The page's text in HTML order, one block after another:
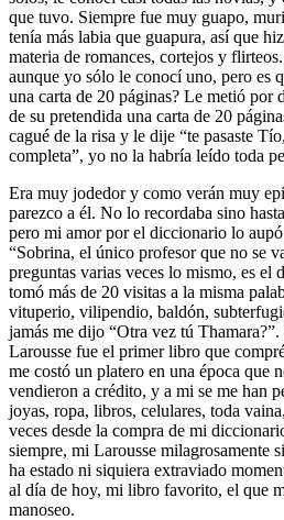
que tuvo. Siempre fue muy guapo,
tenía más labia que guapura, así que
materia de romances, cortejos y
aunque yo sólo le conocí uno, pero es
una carta de 20 páginas? Le metió por
de su pretendida una carta de 20
cagué de la risa y le dije “te pasaste
completa”, yo no la habría leído toda
Era muy jodedor y como verán muy
parezco a él. No lo recordaba sino
pero mi amor por el diccionario lo
“Sobrina, el único profesor que no se
preguntas varias veces lo mismo, es el
tomó más de 20 visitas a la misma
vituperio, vilipendio, baldón,
jamás me dijo “Otra vez tú
Larousse fue el primer libro que
me costó un platero en una época que
vendieron a crédito, y a mi se me han
joyas, ropa, libros, celulares, toda
veces desde la compra de mi
siempre, mi Larousse milagrosamente
ha estado ni siquiera extraviado
al día de hoy, mi libro favorito, el que
manoseo.